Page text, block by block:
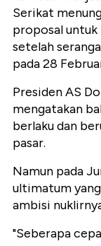
Serikat
proposal
setelah
pada 28
Presiden AS
mengatakan
berlaku dan
pasar.
Namun pada
ultimatum
ambisi
"Seberapa